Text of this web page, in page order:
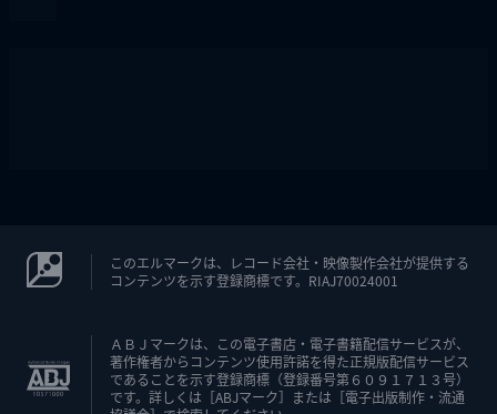
このエルマークは、レコード会社・映像製作会社が提供する
コンテンツを示す登録商標です。RIAJ70024001
ＡＢＪマークは、この電子書店・電子書籍配信サービスが、
著作権者からコンテンツ使用許諾を得た正規版配信サービス
であることを示す登録商標（登録番号第６０９１７１３号）
です。詳しくは［ABJマーク］または［電子出版制作・流通